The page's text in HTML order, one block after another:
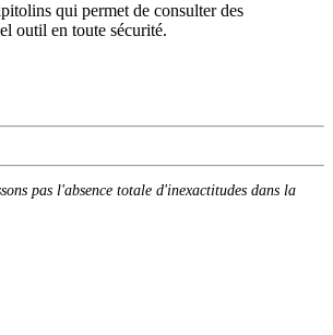
qui permet de consulter des
outil en toute sécurité.
pas l'absence totale d'inexactitudes dans la